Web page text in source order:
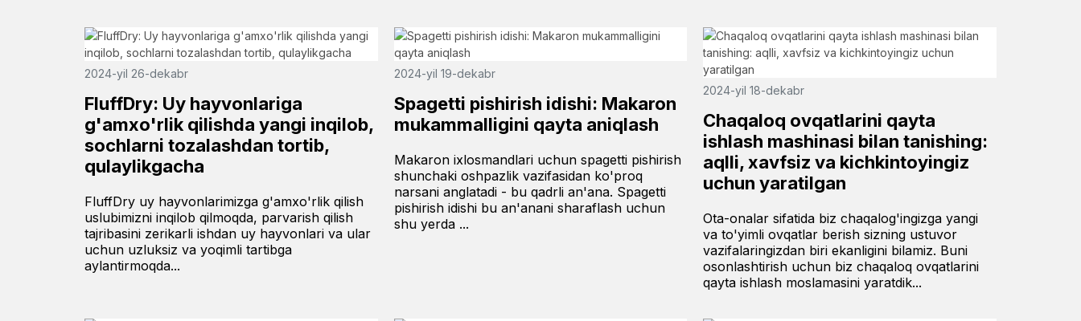
2024-yil 26-dekabr
FluffDry: Uy hayvonlariga
g'amxo'rlik qilishda yangi inqilob,
sochlarni tozalashdan tortib,
qulaylikgacha
FluffDry uy hayvonlarimizga g'amxo'rlik qilish
uslubimizni inqilob qilmoqda, parvarish qilish
tajribasini zerikarli ishdan uy hayvonlari va ular
uchun uzluksiz va yoqimli tartibga
aylantirmoqda...
2024-yil 19-dekabr
Spagetti pishirish idishi: Makaron
mukammalligini qayta aniqlash
Makaron ixlosmandlari uchun spagetti pishirish
shunchaki oshpazlik vazifasidan ko'proq
narsani anglatadi - bu qadrli an'ana. Spagetti
pishirish idishi bu an'anani sharaflash uchun
shu yerda ...
2024-yil 18-dekabr
Chaqaloq ovqatlarini qayta
ishlash mashinasi bilan tanishing:
aqlli, xavfsiz va kichkintoyingiz
uchun yaratilgan
Ota-onalar sifatida biz chaqalog'ingizga yangi
va to'yimli ovqatlar berish sizning ustuvor
vazifalaringizdan biri ekanligini bilamiz. Buni
osonlashtirish uchun biz chaqaloq ovqatlarini
qayta ishlash moslamasini yaratdik...